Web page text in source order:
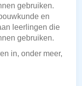
gebruiken.
en
leerlingen die
gebruiken.
in, onder meer,